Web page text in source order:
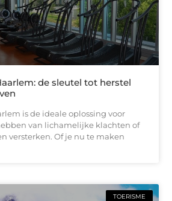
de sleutel tot herstel
is de ideale oplossing voor
van lichamelijke klachten of
versterken. Of je nu te maken
TOERISME